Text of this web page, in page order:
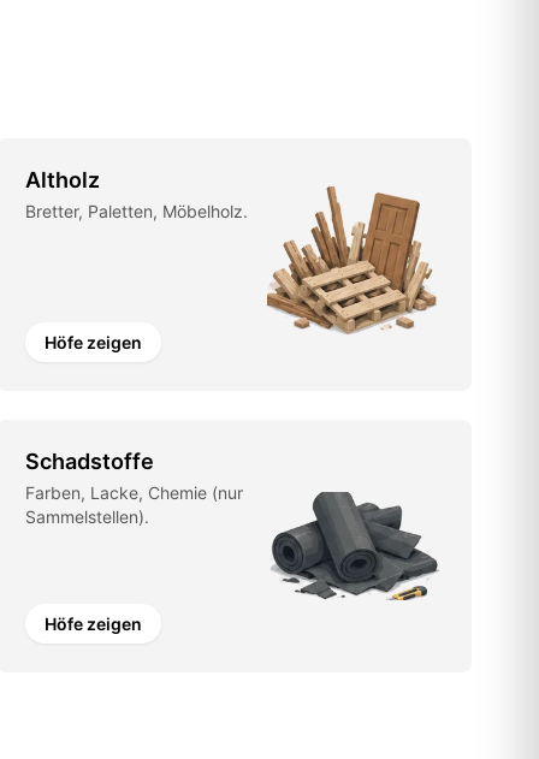
Altholz
Bretter, Paletten, Möbelholz.
Höfe zeigen
Schadstoffe
Farben, Lacke, Chemie (nur
Sammelstellen).
Höfe zeigen